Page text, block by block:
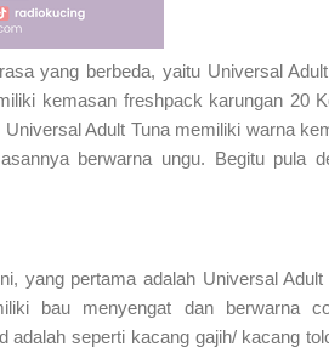
yang berbeda, yaitu Universal
kemasan freshpack karungan 20
Adult Tuna memiliki warna
berwarna ungu. Begitu pula
yang pertama adalah Universal Adult
bau menyengat dan berwarna
adalah seperti kacang gajih/ kacang